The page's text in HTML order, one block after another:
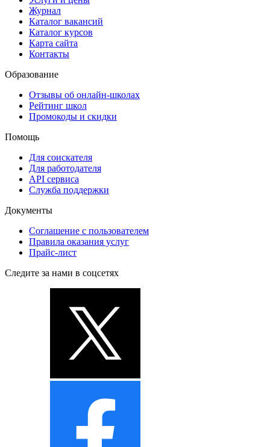
Журнал
Каталог вакансий
Каталог курсов
Карта сайта
Контакты
Образование
Отзывы об онлайн-школах
Рейтинг школ
Промокоды и скидки
Помощь
Для соискателя
Для работодателя
API сервиса
Служба поддержки
Документы
Соглашение с пользователем
Правила оказания услуг
Прайс-лист
Следите за нами в соцсетях